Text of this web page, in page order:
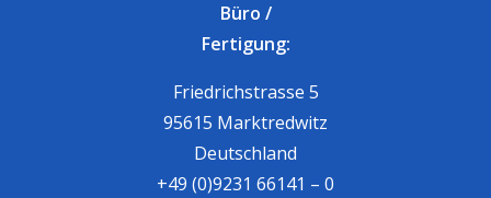
Büro /
Fertigung:
Friedrichstrasse 5
95615 Marktredwitz
Deutschland
+49 (0)9231 66141 – 0